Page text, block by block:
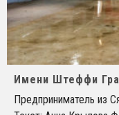
Имени Штеффи
Предприниматель из